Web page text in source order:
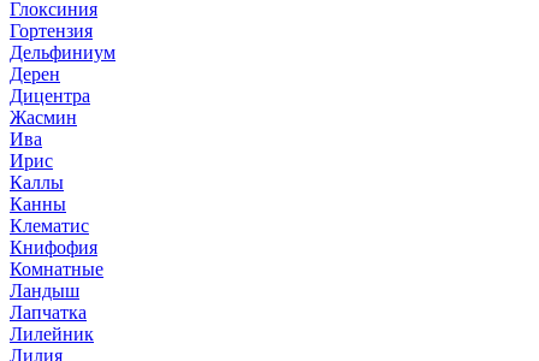
Глоксиния
Гортензия
Дельфиниум
Дерен
Дицентра
Жасмин
Ива
Ирис
Каллы
Канны
Клематис
Книфофия
Комнатные
Ландыш
Лапчатка
Лилейник
Лилия